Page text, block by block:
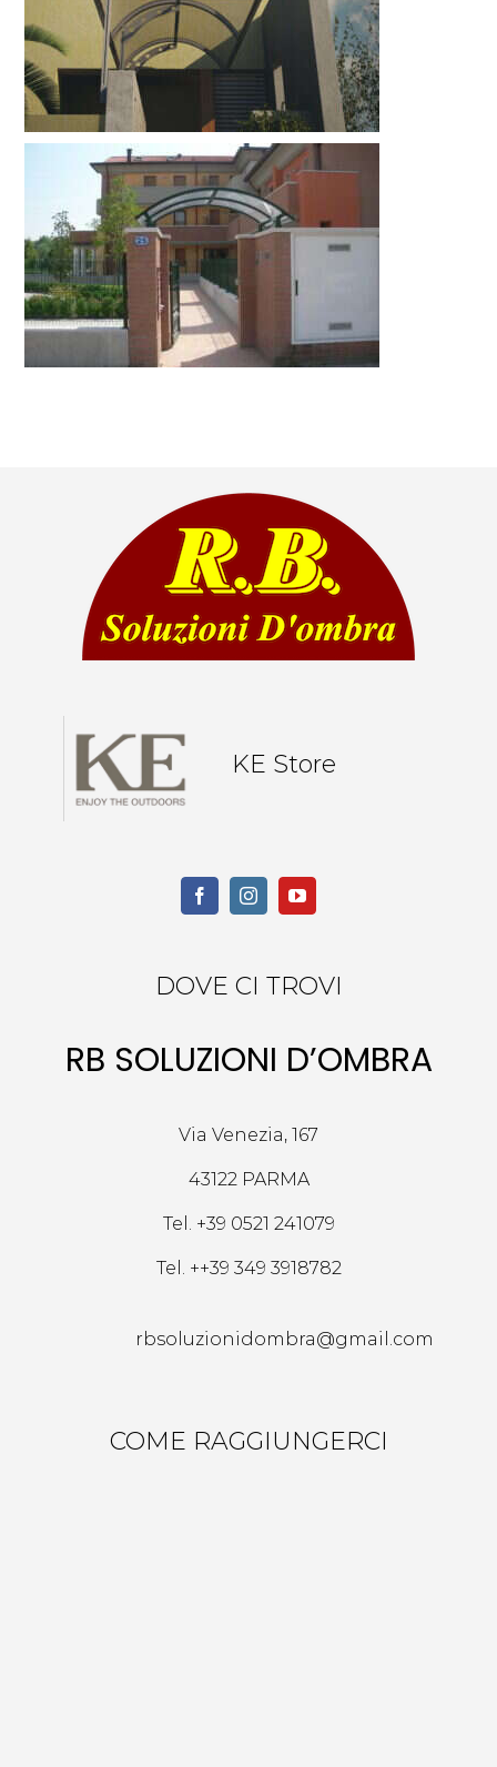
KE Store
DOVE CI TROVI
RB SOLUZIONI D’OMBRA
Via Venezia, 167
43122 PARMA
Tel. +39 0521 241079
Tel. ++39 349 3918782
rbsoluzionidombra@gmail.com
COME RAGGIUNGERCI